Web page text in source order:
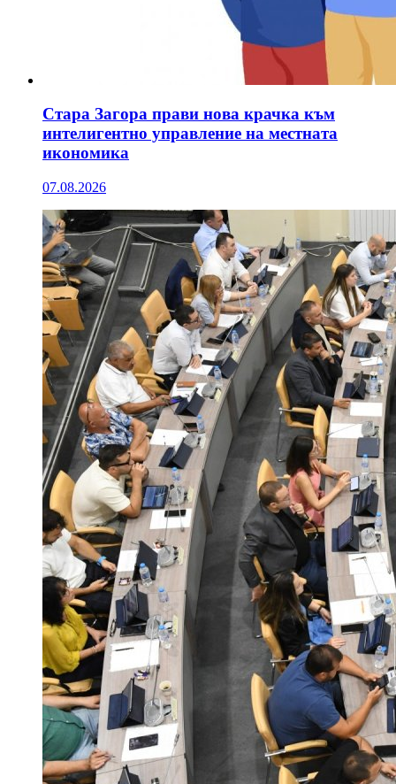
Стара Загора прави нова крачка към
интелигентно управление на местната
икономика
07.08.2026